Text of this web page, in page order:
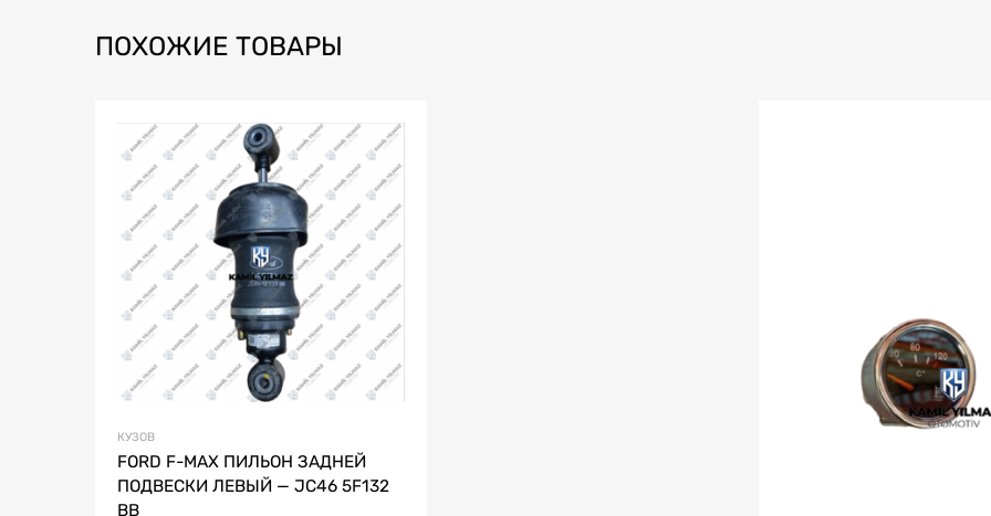
ПОХОЖИЕ ТОВАРЫ
КУЗОВ
FORD F-MAX ПИЛЬОН ЗАДНЕЙ
ПОДВЕСКИ ЛЕВЫЙ — JC46 5F132
BB